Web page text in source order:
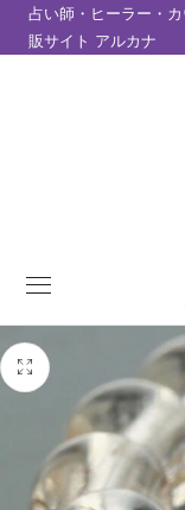
ツにスキップ
占い師・ヒーラー・
販サイト アルカナ